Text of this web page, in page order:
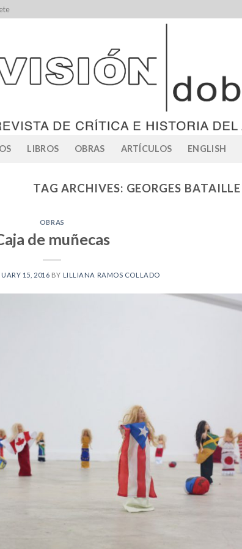
LIBROS OBRAS ARTÍCULOS ENGLISH
TAG ARCHIVES: GEORGES BATAILLE
OBRAS
de muñecas
15, 2016 BY LILLIANA RAMOS COLLADO